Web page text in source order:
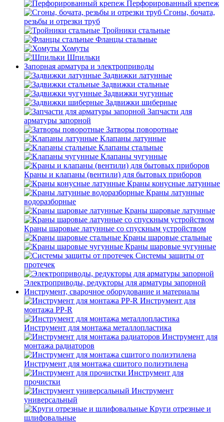
Перфорированный крепеж
Сгоны, бочата,
резьбы и отрезки труб
Тройники стальные
Фланцы стальные
Хомуты
Шпильки
Запорная арматура и электроприводы
Задвижки латунные
Задвижки стальные
Задвижки чугунные
Задвижки шиберные
Запчасти для
арматуры запорной
Затворы поворотные
Клапаны латунные
Клапаны стальные
Клапаны чугунные
Краны и клапаны (вентили) для бытовых приборов
Краны конусные латунные
Краны латунные
водоразборные
Краны шаровые латунные
Краны шаровые латунные со спускным устройством
Краны шаровые стальные
Краны шаровые чугунные
Системы защиты от
протечек
Электроприводы, редукторы для арматуры запорной
Инструмент, сварочное оборудование и материалы
Инструмент для
монтажа PP-R
Инструмент для монтажа металлопластика
Инструмент для
монтажа радиаторов
Инструмент для монтажа сшитого полиэтилена
Инструмент для
прочистки
Инструмент
универсальный
Круги отрезные и
шлифовальные